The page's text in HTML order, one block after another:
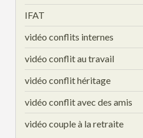
IFAT
vidéo conflits internes
vidéo conflit au travail
vidéo conflit héritage
vidéo conflit avec des amis
vidéo couple à la retraite